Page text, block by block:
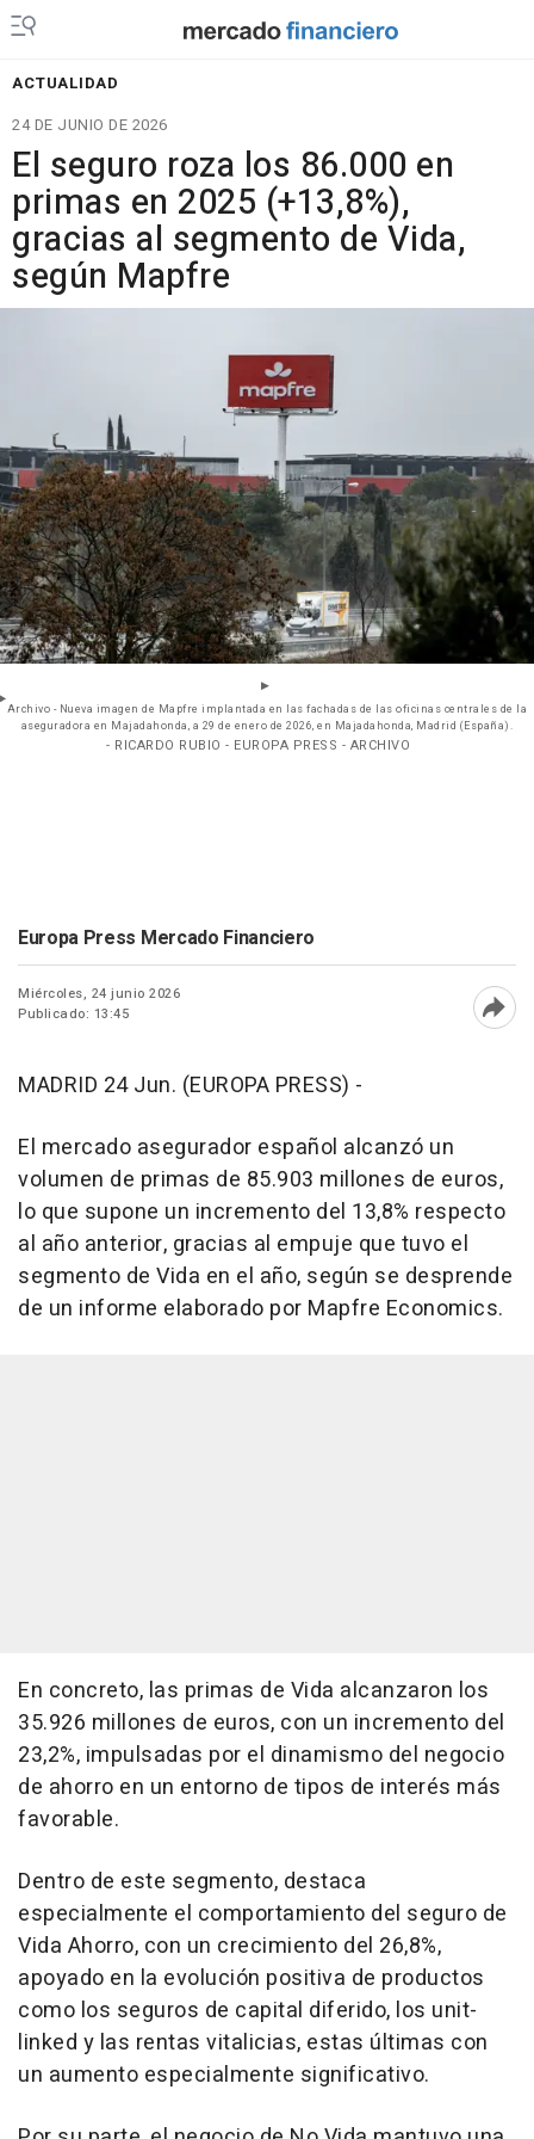
ACTUALIDAD
24 DE JUNIO DE 2026
El seguro roza los 86.000 en
primas en 2025 (+13,8%),
gracias al segmento de Vida,
según Mapfre
Archivo - Nueva imagen de Mapfre implantada en las fachadas de las oficinas centrales de la
aseguradora en Majadahonda, a 29 de enero de 2026, en Majadahonda, Madrid (España).
- RICARDO RUBIO - EUROPA PRESS - ARCHIVO
Europa Press Mercado Financiero
Miércoles, 24 junio 2026
Publicado: 13:45
MADRID 24 Jun. (EUROPA PRESS) -
El mercado asegurador español alcanzó un
volumen de primas de 85.903 millones de euros,
lo que supone un incremento del 13,8% respecto
al año anterior, gracias al empuje que tuvo el
segmento de Vida en el año, según se desprende
de un informe elaborado por Mapfre Economics.
En concreto, las primas de Vida alcanzaron los
35.926 millones de euros, con un incremento del
23,2%, impulsadas por el dinamismo del negocio
de ahorro en un entorno de tipos de interés más
favorable.
Dentro de este segmento, destaca
especialmente el comportamiento del seguro de
Vida Ahorro, con un crecimiento del 26,8%,
apoyado en la evolución positiva de productos
como los seguros de capital diferido, los unit-
linked y las rentas vitalicias, estas últimas con
un aumento especialmente significativo.